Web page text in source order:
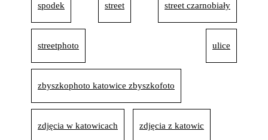
spodek street street czarnobiały
streetphoto ulice
zbyszkophoto katowice zbyszkofoto
zdjęcia w katowicach zdjęcia z katowic